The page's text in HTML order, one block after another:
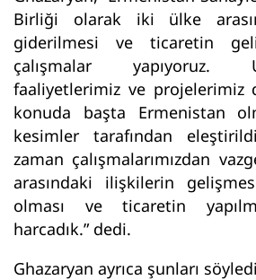
Birliği olarak iki ülke
giderilmesi ve ticaretin
çalışmalar yapıyoruz.
faaliyetlerimiz ve projelerimiz
konuda başta Ermenistan
kesimler tarafından
zaman çalışmalarımızdan
arasındaki ilişkilerin
olması ve ticaretin
harcadık.” dedi.
Ghazaryan ayrıca şunları